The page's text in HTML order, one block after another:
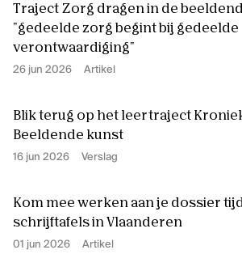
Traject Zorg dragen in de
"gedeelde zorg begint bij gedeelde
verontwaardiging"
26 jun 2026 Artikel
Blik terug op het leertraject
Beeldende kunst
16 jun 2026 Verslag
Kom mee werken aan je dossier
schrijftafels in Vlaanderen
01 jun 2026 Artikel